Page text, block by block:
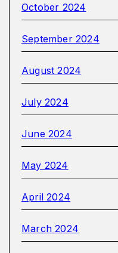
October 2024
September 2024
August 2024
July 2024
June 2024
May 2024
April 2024
March 2024